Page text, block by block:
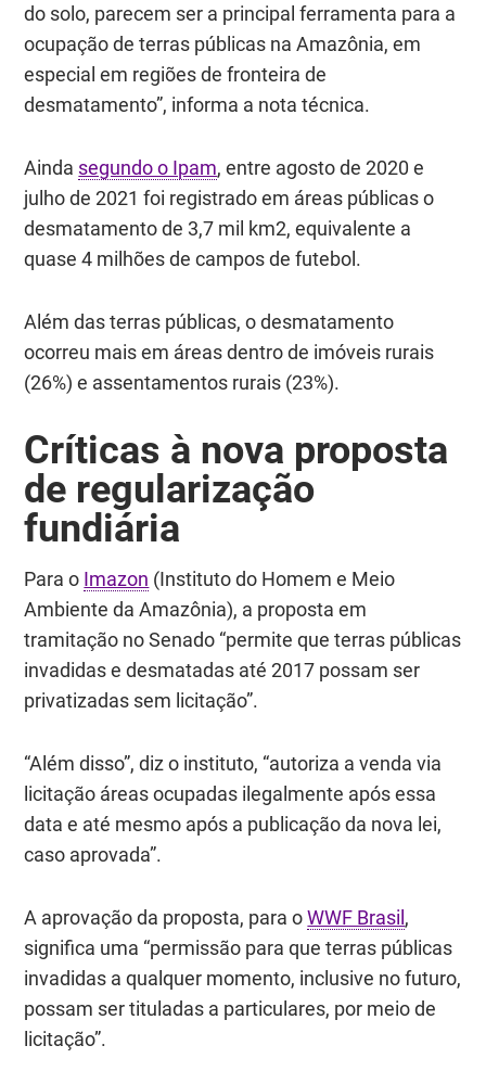
do solo, parecem ser a principal ferramenta para a
ocupação de terras públicas na Amazônia, em
especial em regiões de fronteira de
desmatamento”, informa a nota técnica.
Ainda segundo o Ipam, entre agosto de 2020 e
julho de 2021 foi registrado em áreas públicas o
desmatamento de 3,7 mil km2, equivalente a
quase 4 milhões de campos de futebol.
Além das terras públicas, o desmatamento
ocorreu mais em áreas dentro de imóveis rurais
(26%) e assentamentos rurais (23%).
Críticas à nova proposta
de regularização
fundiária
Para o Imazon (Instituto do Homem e Meio
Ambiente da Amazônia), a proposta em
tramitação no Senado “permite que terras públicas
invadidas e desmatadas até 2017 possam ser
privatizadas sem licitação”.
“Além disso”, diz o instituto, “autoriza a venda via
licitação áreas ocupadas ilegalmente após essa
data e até mesmo após a publicação da nova lei,
caso aprovada”.
A aprovação da proposta, para oWWF Brasil,
significa uma “permissão para que terras públicas
invadidas a qualquer momento, inclusive no futuro,
possam ser tituladas a particulares, por meio de
licitação”.